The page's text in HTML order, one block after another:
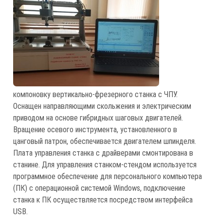
компоновку вертикально-фрезерного станка с ЧПУ.
Оснащен направляющими скольжения и электрическим
приводом на основе гибридных шаговых двигателей.
Вращение осевого инструмента, установленного в
цанговый патрон, обеспечивается двигателем шпинделя.
Плата управления станка с драйверами смонтирована в
станине. Для управления станком-стендом используется
программное обеспечение для персонального компьютера
(ПК) с операционной системой Windows, подключение
станка к ПК осуществляется посредством интерфейса
USB.